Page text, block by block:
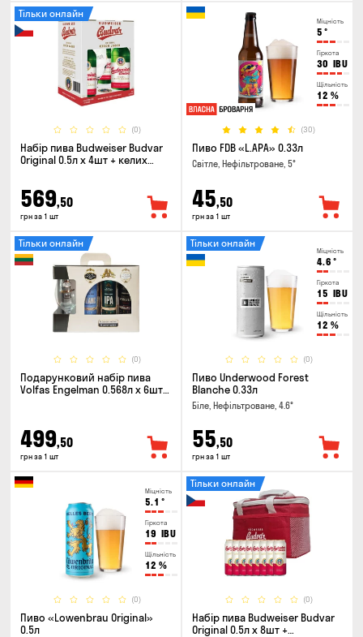
(0)
Тільки онлайн
Набір пива Budweiser Budvar
Original 0.5л х 4шт + келих
569,50
грн за 1 шт
Міцність
5 °
Гіркота
30 IBU
Щільність
12 %
(30)
Пиво FDB «L.APA» 0.33л
Світле, Нефільтроване, 5°
45,50
грн за 1 шт
(0)
Тільки онлайн
Подарунковий набір пива
Volfas Engelman 0.568л x 6шт +
499,50
грн за 1 шт
Міцність
4.6 °
Гіркота
15 IBU
Щільність
12 %
(0)
Тільки онлайн
Пиво Underwood Forest
Blanche 0.33л
Біле, Нефільтроване, 4.6°
55,50
грн за 1 шт
Міцність
5.1 °
Гіркота
19 IBU
Щільність
12 %
(0)
Пиво «Lowenbrau Original»
0.5л
(0)
Тільки онлайн
Набір пива Budweiser Budvar
Original 0.5л х 8шт +